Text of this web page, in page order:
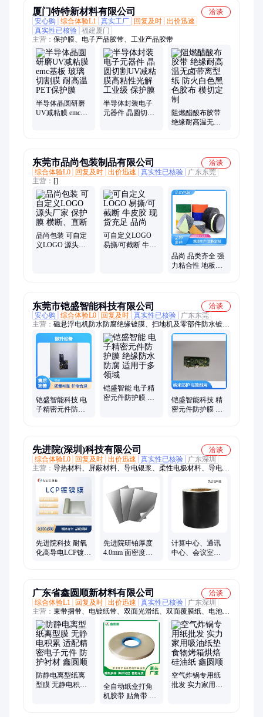
厦门特特新材料有限公司
洽谈
安心购
综合体验L1 真实工厂 回复及时 出价迅速
真实性已核验 福建厦门
主营： 保护膜、电子产品胶带、工业产品胶带
半导体晶圆研磨
UV减粘膜 emc基
半导体封装电子
元器件 晶圆切割
阻燃醋酸布胶带
绝缘耐高温无卤
东莞市品尚包装制品有限公司
洽谈
综合体验L0
回复及时 出价迅速 真实性已核验
广东东莞
主营： []
品尚包装 可自定
义LOGO 源头厂
可自定义LOGO
易撕/可截断 牛皮
品尚 品类齐全 强
力粘合性 地板防
东莞市铠盛智能科技有限公司
洽谈
安心购
综合体验L0 回复及时 真实性已核验
广东东莞
主营： 磁悬浮电机防水防腐绝缘镀膜、扫地机及零部件防水镀
膜、纳米防水镀膜加工、派瑞林防水镀膜、静电电机、水下机器
人
铠盛智能科技 电
子精密元件防护
铠盛智能 电子精
密元件防护膜 绝
铠盛智能科技 精
密元件防护膜 超
先进院(深圳)科技有限公司
洽谈
综合体验L0
回复及时 出价迅速 真实性已核验
广东深圳
主营： 导热材料、屏蔽材料、导电银浆、柔性电极材料、导电银
胶、金浆、导电橡胶、镀银导电布、金粉、铂电极浆料、FPC软
板、镀金导电布、银钯浆料、电阻浆料、导热相变材料、柔性电
先进院科技 耐氧
化高导电LCP镀镍
先进院研铂厚度
4.0mm 面密度
计算中心、通讯
中心、会议室、
广东省鑫圆顺新材料有限公司
洽谈
综合体验L1
回复及时 出价迅速 真实性已核验
广东深圳
主营： 束带捆带、电镀纸带、双面光滑纸、双面覆膜纸、电池隔
膜、淋膜纸、PI膜、热封膜、透明薄膜、气象防锈纸、无硫纸、
食品纸、牛皮纸带、离型纸、贴角带、插标纸、硅油纸、铜版
纸、双胶纸、pcb专用纸、耐高温纸、冲压纸带、硬卡纸、计数
纸、空气炸锅纸
防静电离型纸离
型膜 无静电积累
全自动纸盒打角
机胶带 贴角带 透
空气炸锅专用纸
批发 实力家用吸